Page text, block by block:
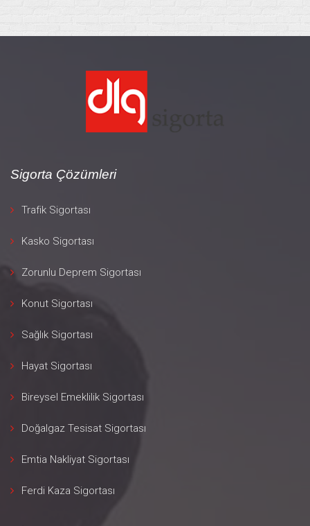
Sigorta Çözümleri
Trafik Sigortası
Kasko Sigortası
Zorunlu Deprem Sigortası
Konut Sigortası
Sağlık Sigortası
Hayat Sigortası
Bireysel Emeklilik Sigortası
Doğalgaz Tesisat Sigortası
Emtia Nakliyat Sigortası
Ferdi Kaza Sigortası